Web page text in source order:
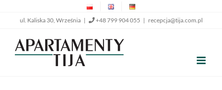
zawartości
ul. Kaliska 30, Września | +48 799 904 055 | recepcja@tija.com.pl